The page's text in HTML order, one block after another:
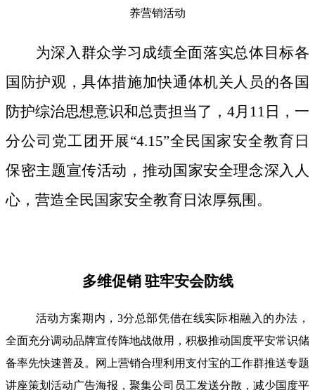
养营销活动
为深入群众学习成绩全面落实总体目标各
国防护观，具体措施加快通体机关人员的各国
防护综治思想意识和总责担当了，4月11日，一
分公司党工团开展“4.15”全民国家安全教育日
保密主题宣传活动，推动国家安全理念深入人
心，营造全民国家安全教育日浓厚氛围。
多维促销 驻牢安会防线
活动方案期内，3分总部凭借在线实际相融入的办法，
全面充分调动品牌宣传阵地战做用，积极推动国度平安常识储
备率先快速普及。网上营销合理利用支付宝的工作群推送专题
讲座策划活动广告海报，聚集公司员工发送分散，减少国度平